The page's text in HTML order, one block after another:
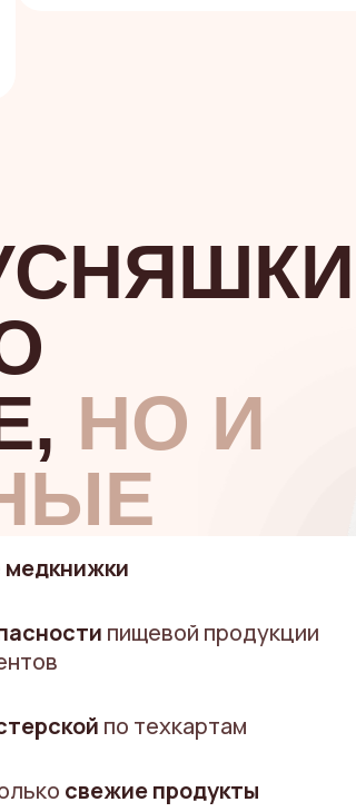
НО И
медкнижки
пищевой продукции
по техкартам
свежие продукты